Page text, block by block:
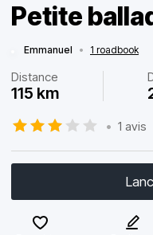
Petite
Emmanuel • 1 roadbook
Distance
115 km
• 1 avis